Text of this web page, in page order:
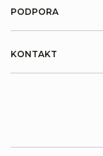
PODPORA
KONTAKT